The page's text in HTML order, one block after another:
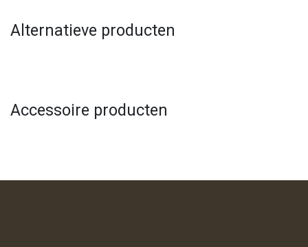
Alternatieve producten
Accessoire producten